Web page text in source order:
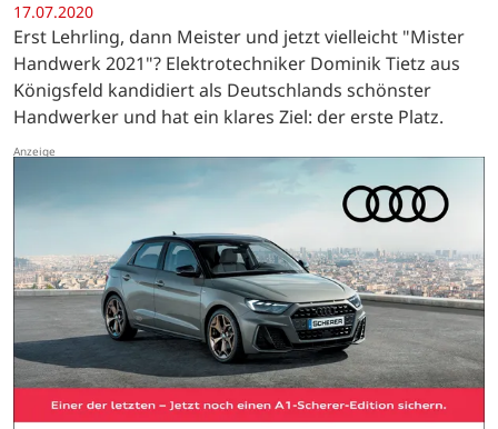
17.07.2020
Erst Lehrling, dann Meister und jetzt vielleicht "Mister
Handwerk 2021"? Elektrotechniker Dominik Tietz aus
Königsfeld kandidiert als Deutschlands schönster
Handwerker und hat ein klares Ziel: der erste Platz.